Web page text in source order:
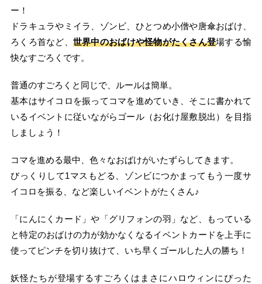
ー！
ドラキュラやミイラ、ゾンビ、ひとつめ小僧や唐傘おばけ、
ろくろ首など、 世界中のおばけや怪物がたくさん登場する愉
快なすごろくです。
普通のすごろくと同じで、ルールは簡単。
基本はサイコロを振ってコマを進めていき、そこに書かれて
いるイベントに従いながらゴール（お化け屋敷脱出）を目指
しましょう！
コマを進める最中、色々なおばけがいたずらしてきます。
びっくりして1マスもどる、ゾンビにつかまってもう一度サ
イコロを振る、など楽しいイベントがたくさん♪
「にんにくカード」や「グリフォンの羽」など、もっている
と特定のおばけの力が効かなくなるイベントカードを上手に
使ってピンチを切り抜けて、いち早くゴールした人の勝ち！
妖怪たちが登場するすごろくはまさにハロウィンにぴった